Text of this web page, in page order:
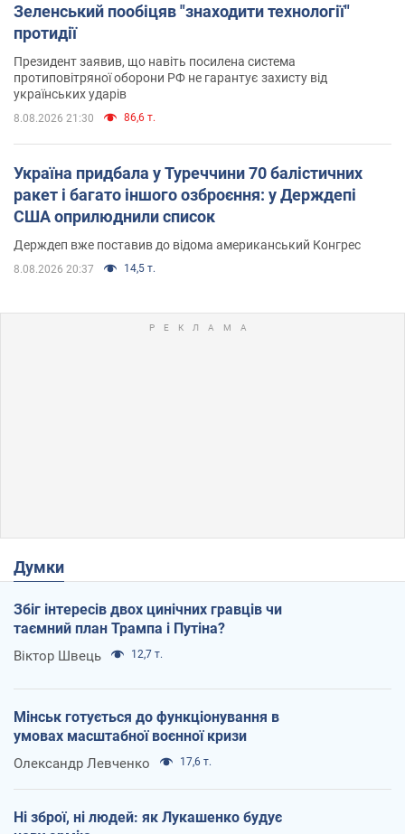
Зеленський пообіцяв "знаходити технології"
протидії
Президент заявив, що навіть посилена система
протиповітряної оборони РФ не гарантує захисту від
українських ударів
8.08.2026 21:30 86,6 т.
Україна придбала у Туреччини 70 балістичних
ракет і багато іншого озброєння: у Держдепі
США оприлюднили список
Держдеп вже поставив до відома американський Конгрес
8.08.2026 20:37 14,5 т.
Думки
Збіг інтересів двох цинічних гравців чи
таємний план Трампа і Путіна?
Віктор Швець 12,7 т.
Мінськ готується до функціонування в
умовах масштабної воєнної кризи
Олександр Левченко 17,6 т.
Ні зброї, ні людей: як Лукашенко будує